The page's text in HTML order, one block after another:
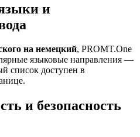
и
на немецкий, PROMT.One
языковые направления —
список доступен в
и безопасность